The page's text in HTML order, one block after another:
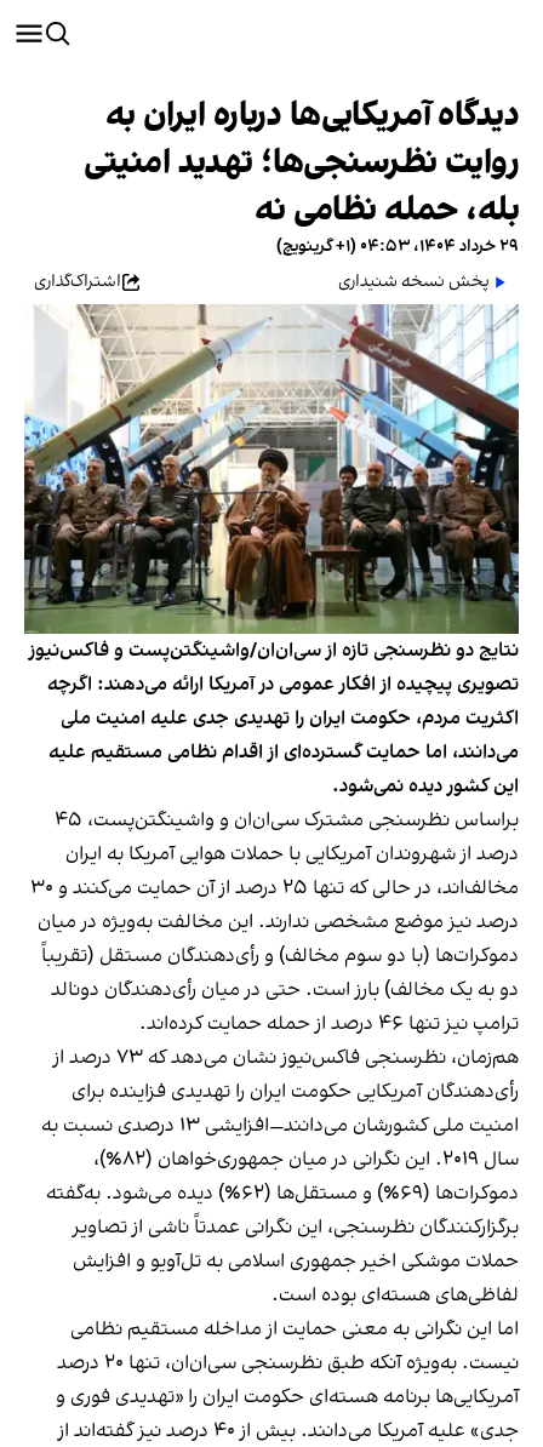
دیدگاه آمریکایی‌ها درباره ایران به
روایت نظرسنجی‌ها؛ تهدید امنیتی
بله، حمله نظامی نه
۲۹ خرداد ۱۴۰۴، ۰۴:۵۳ (‎+۱ گرینویچ)
پخش نسخه شنیداری
اشتراک‌گذاری
نتایج دو نظرسنجی تازه از سی‌ان‌ان/واشینگتن‌پست و فاکس‌نیوز
تصویری پیچیده از افکار عمومی در آمریکا ارائه می‌دهند: اگرچه
اکثریت مردم، حکومت ایران را تهدیدی جدی علیه امنیت ملی
می‌دانند، اما حمایت گسترده‌ای از اقدام نظامی مستقیم علیه
این کشور دیده نمی‌شود.
براساس نظرسنجی مشترک سی‌ان‌ان و واشینگتن‌پست، ۴۵
درصد از شهروندان آمریکایی با حملات هوایی آمریکا به ایران
مخالف‌اند، در حالی که تنها ۲۵ درصد از آن حمایت می‌کنند و ۳۰
درصد نیز موضع مشخصی ندارند. این مخالفت به‌ویژه در میان
دموکرات‌ها (با دو سوم مخالف) و رأی‌دهندگان مستقل (تقریباً
دو به یک مخالف) بارز است. حتی در میان رأی‌دهندگان دونالد
ترامپ نیز تنها ۴۶ درصد از حمله حمایت کرده‌اند.
هم‌زمان، نظرسنجی فاکس‌نیوز نشان می‌دهد که ۷۳ درصد از
رأی‌دهندگان آمریکایی حکومت ایران را تهدیدی فزاینده برای
امنیت ملی کشورشان می‌دانند—افزایشی ۱۳ درصدی نسبت به
سال ۲۰۱۹. این نگرانی در میان جمهوری‌خواهان (۸۲٪)،
دموکرات‌ها (۶۹٪) و مستقل‌ها (۶۲٪) دیده می‌شود. به‌گفته
برگزارکنندگان نظرسنجی، این نگرانی عمدتاً ناشی از تصاویر
حملات موشکی اخیر جمهوری اسلامی به تل‌آویو و افزایش
لفاظی‌های هسته‌ای بوده است.
اما این نگرانی به معنی حمایت از مداخله مستقیم نظامی
نیست. به‌ویژه آنکه طبق نظرسنجی سی‌ان‌ان، تنها ۲۰ درصد
آمریکایی‌ها برنامه هسته‌ای حکومت ایران را «تهدیدی فوری و
جدی» علیه آمریکا می‌دانند. بیش از ۴۰ درصد نیز گفته‌اند از